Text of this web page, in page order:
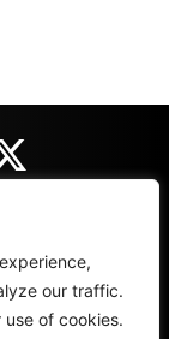
our traffic.
of cookies.